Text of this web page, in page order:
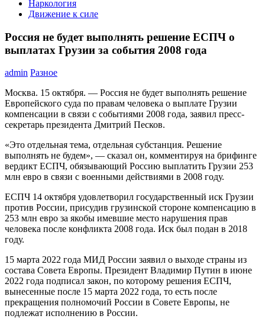
Наркология
Движение к силе
Россия не будет выполнять решение ЕСПЧ о
выплатах Грузии за события 2008 года
admin Разное
Москва. 15 октября. — Россия не будет выполнять решение
Европейского суда по правам человека о выплате Грузии
компенсации в связи с событиями 2008 года, заявил пресс-
секретарь президента Дмитрий Песков.
«Это отдельная тема, отдельная субстанция. Решение
выполнять не будем», — сказал он, комментируя на брифинге
вердикт ЕСПЧ, обязывающий Россию выплатить Грузии 253
млн евро в связи с военными действиями в 2008 году.
ЕСПЧ 14 октября удовлетворил государственный иск Грузии
против России, присудив грузинской стороне компенсацию в
253 млн евро за якобы имевшие место нарушения прав
человека после конфликта 2008 года. Иск был подан в 2018
году.
15 марта 2022 года МИД России заявил о выходе страны из
состава Совета Европы. Президент Владимир Путин в июне
2022 года подписал закон, по которому решения ЕСПЧ,
вынесенные после 15 марта 2022 года, то есть после
прекращения полномочий России в Совете Европы, не
подлежат исполнению в России.